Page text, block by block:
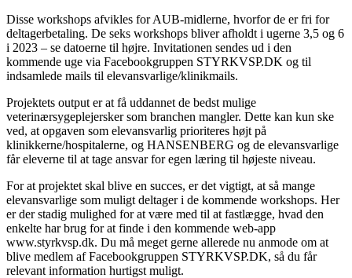
Disse workshops afvikles for AUB-midlerne, hvorfor de er fri for
deltagerbetaling. De seks workshops bliver afholdt i ugerne 3,5 og 6
i 2023 – se datoerne til højre. Invitationen sendes ud i den
kommende uge via Facebookgruppen STYRKVSP.DK og til
indsamlede mails til elevansvarlige/klinikmails.
Projektets output er at få uddannet de bedst mulige
veterinærsygeplejersker som branchen mangler. Dette kan kun ske
ved, at opgaven som elevansvarlig prioriteres højt på
klinikkerne/hospitalerne, og HANSENBERG og de elevansvarlige
får eleverne til at tage ansvar for egen læring til højeste niveau.
For at projektet skal blive en succes, er det vigtigt, at så mange
elevansvarlige som muligt deltager i de kommende workshops. Her
er der stadig mulighed for at være med til at fastlægge, hvad den
enkelte har brug for at finde i den kommende web-app
www.styrkvsp.dk. Du må meget gerne allerede nu anmode om at
blive medlem af Facebookgruppen STYRKVSP.DK, så du får
relevant information hurtigst muligt.